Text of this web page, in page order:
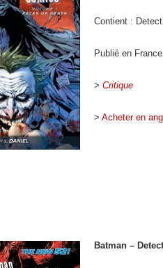
Contient :
Publié en
> Critique
> Acheter en
Batman –